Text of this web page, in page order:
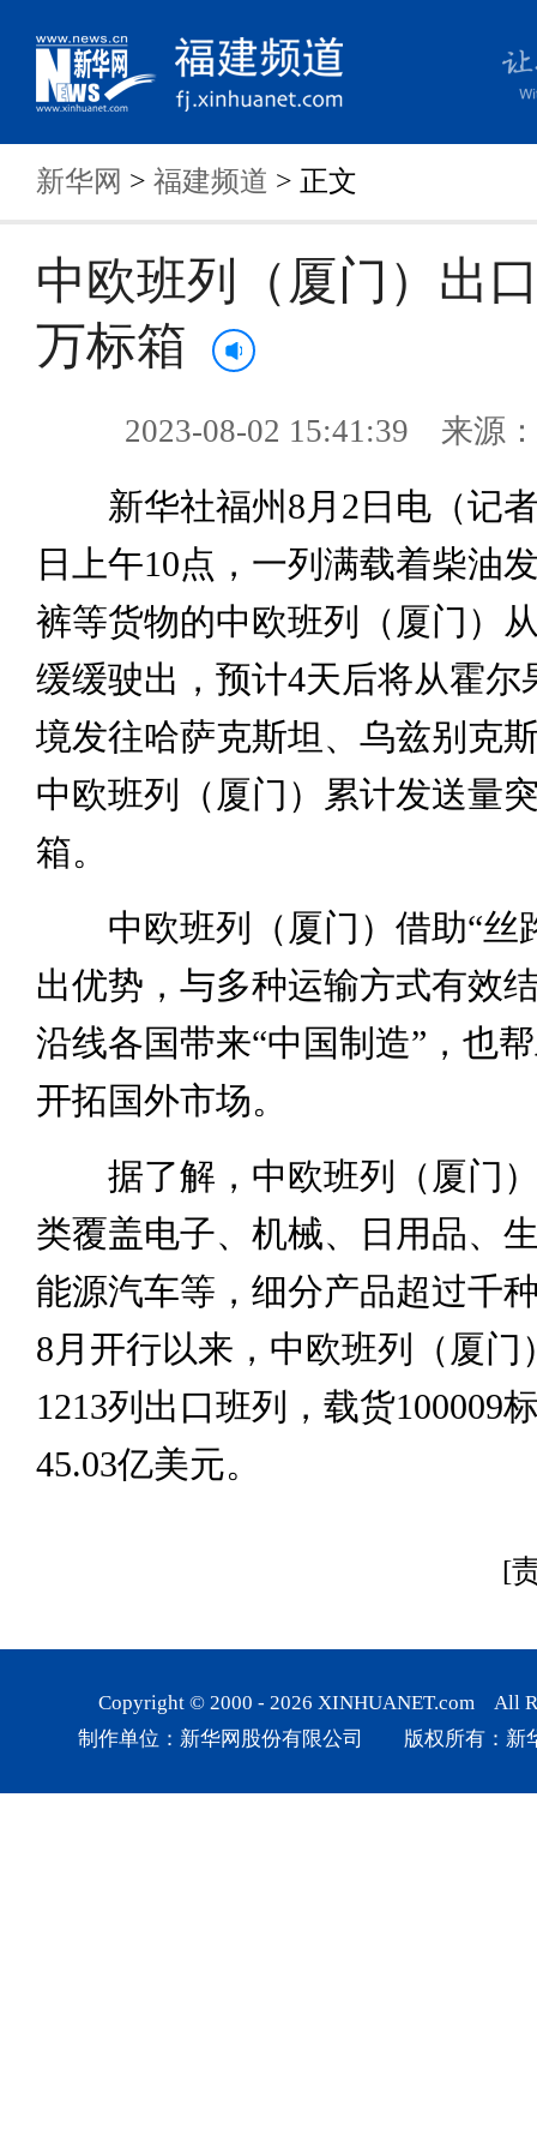
新华网 > 福建频道 > 正文
中欧班列（厦门）出
万标箱
2023-08-02 15:41:39 来源
新华社福州8月2日电（记者
日上午10点，一列满载着柴油
裤等货物的中欧班列（厦门）
缓缓驶出，预计4天后将从霍尔
境发往哈萨克斯坦、乌兹别克
中欧班列（厦门）累计发送量
箱。
中欧班列（厦门）借助“丝
出优势，与多种运输方式有效
沿线各国带来“中国制造”，也
开拓国外市场。
据了解，中欧班列（厦门）
类覆盖电子、机械、日用品、
能源汽车等，细分产品超过千
8月开行以来，中欧班列（厦门
1213列出口班列，载货100009
45.03亿美元。
[
Copyright © 2000 - 2026 XINHUANET.com All
制作单位：新华网股份有限公司 版权所有：新